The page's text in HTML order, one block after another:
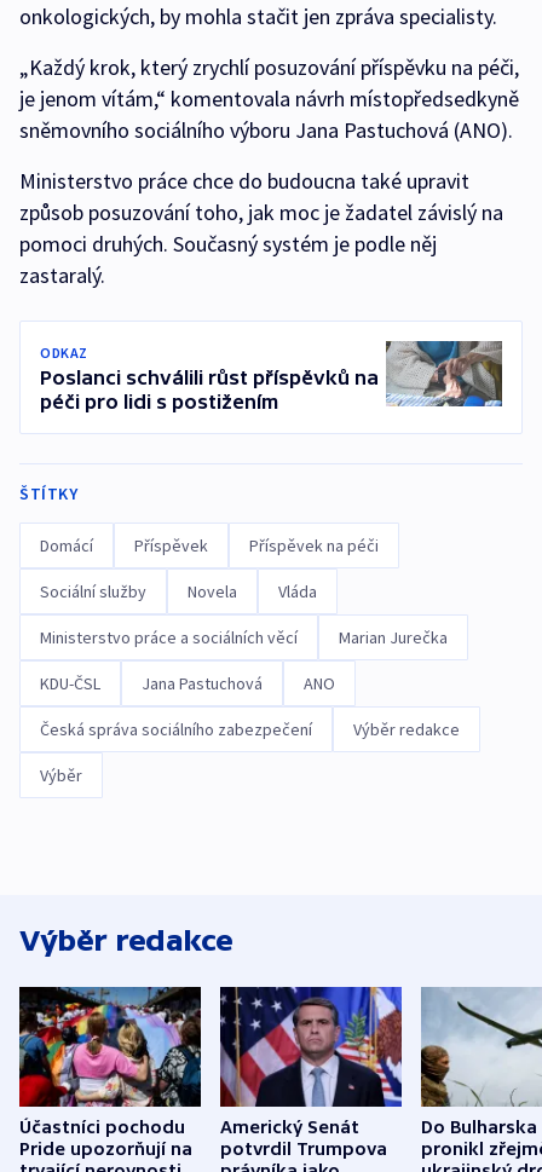
onkologických, by mohla stačit jen zpráva specialisty.
„Každý krok, který zrychlí posuzování příspěvku na péči,
je jenom vítám,“ komentovala návrh místopředsedkyně
sněmovního sociálního výboru Jana Pastuchová (ANO).
Ministerstvo práce chce do budoucna také upravit
způsob posuzování toho, jak moc je žadatel závislý na
pomoci druhých. Současný systém je podle něj
zastaralý.
ODKAZ
Poslanci schválili růst příspěvků na
péči pro lidi s postižením
ŠTÍTKY
Domácí Příspěvek Příspěvek na péči
Sociální služby Novela Vláda
Ministerstvo práce a sociálních věcí Marian Jurečka
KDU-ČSL Jana Pastuchová ANO
Česká správa sociálního zabezpečení Výběr redakce
Výběr
Výběr redakce
Účastníci pochodu
Pride upozorňují na
Americký Senát
potvrdil Trumpova
Do Bulharska
pronikl